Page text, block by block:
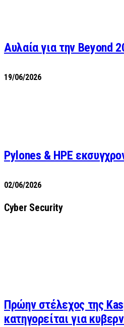
Αυλαία για την Beyond
19/06/2026
Pylones & HPE
02/06/2026
Cyber Security
Πρώην στέλεχος της
κατηγορείται για